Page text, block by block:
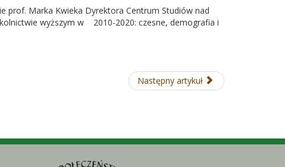
prof. Marka Kwieka Dyrektora Centrum Studiów nad
wyższym w 2010-2020: czesne, demografia i
Następny artykuł